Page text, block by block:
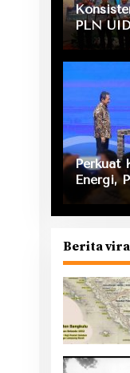
PLN
Zero
Perkuat
Energi,
Berita